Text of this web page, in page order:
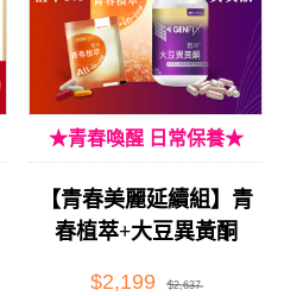
★青春喚醒 日常保養★
【青春美麗延續組】青
春植萃+大豆異黃酮
$2,199 $2,637